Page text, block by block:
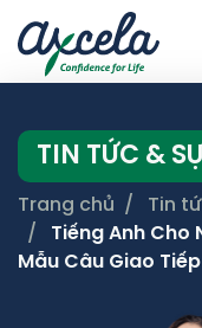
TIN TỨC &
Trang chủ
Tin
Tiếng Anh Cho
Mẫu Câu Giao